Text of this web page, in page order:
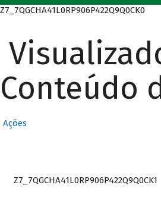
Z7_7QGCHA41L0RP906P422Q9Q0CK0
Conteúdo
Ações
Z7_7QGCHA41L0RP906P422Q9Q0CK1